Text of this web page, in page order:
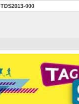
TDS2013-000